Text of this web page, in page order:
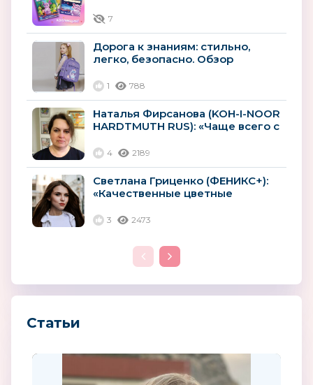
7
Дорога к знаниям: стильно,
легко, безопасно. Обзор
1 788
Наталья Фирсанова (KOH-I-NOOR
HARDTMUTH RUS): «Чаще всего с
4 2189
Светлана Гриценко (ФЕНИКС+):
«Качественные цветные
канцелярской...
3 2473
Статьи